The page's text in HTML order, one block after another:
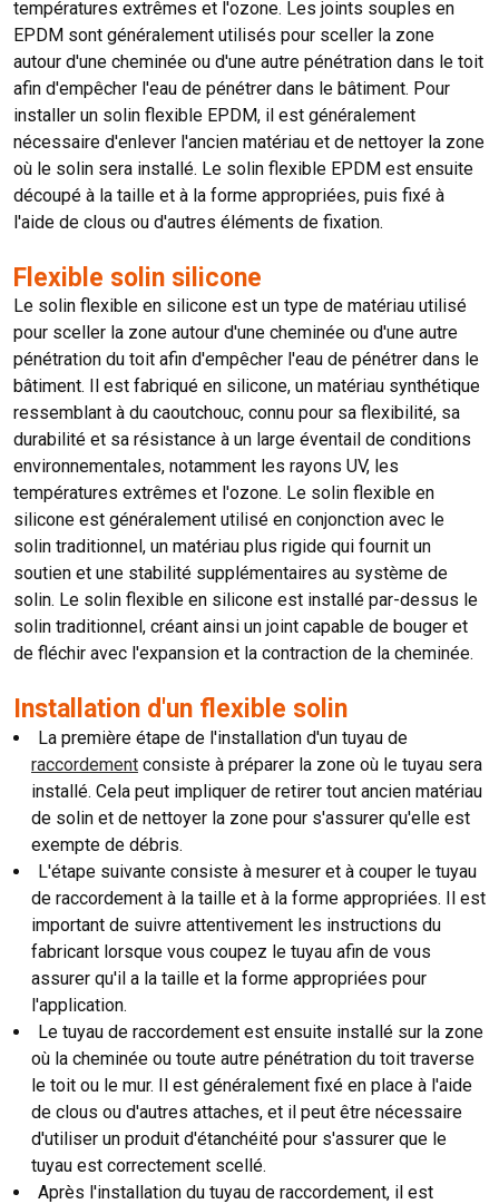
températures extrêmes et l'ozone. Les joints souples en
EPDM sont généralement utilisés pour sceller la zone
autour d'une cheminée ou d'une autre pénétration dans le toit
afin d'empêcher l'eau de pénétrer dans le bâtiment. Pour
installer un solin flexible EPDM, il est généralement
nécessaire d'enlever l'ancien matériau et de nettoyer la zone
où le solin sera installé. Le solin flexible EPDM est ensuite
découpé à la taille et à la forme appropriées, puis fixé à
l'aide de clous ou d'autres éléments de fixation.
Flexible solin silicone
Le solin flexible en silicone est un type de matériau utilisé
pour sceller la zone autour d'une cheminée ou d'une autre
pénétration du toit afin d'empêcher l'eau de pénétrer dans le
bâtiment. Il est fabriqué en silicone, un matériau synthétique
ressemblant à du caoutchouc, connu pour sa flexibilité, sa
durabilité et sa résistance à un large éventail de conditions
environnementales, notamment les rayons UV, les
températures extrêmes et l'ozone. Le solin flexible en
silicone est généralement utilisé en conjonction avec le
solin traditionnel, un matériau plus rigide qui fournit un
soutien et une stabilité supplémentaires au système de
solin. Le solin flexible en silicone est installé par-dessus le
solin traditionnel, créant ainsi un joint capable de bouger et
de fléchir avec l'expansion et la contraction de la cheminée.
Installation d'un flexible solin
La première étape de l'installation d'un tuyau de
raccordement consiste à préparer la zone où le tuyau sera
installé. Cela peut impliquer de retirer tout ancien matériau
de solin et de nettoyer la zone pour s'assurer qu'elle est
exempte de débris.
L'étape suivante consiste à mesurer et à couper le tuyau
de raccordement à la taille et à la forme appropriées. Il est
important de suivre attentivement les instructions du
fabricant lorsque vous coupez le tuyau afin de vous
assurer qu'il a la taille et la forme appropriées pour
l'application.
Le tuyau de raccordement est ensuite installé sur la zone
où la cheminée ou toute autre pénétration du toit traverse
le toit ou le mur. Il est généralement fixé en place à l'aide
de clous ou d'autres attaches, et il peut être nécessaire
d'utiliser un produit d'étanchéité pour s'assurer que le
tuyau est correctement scellé.
Après l'installation du tuyau de raccordement, il est